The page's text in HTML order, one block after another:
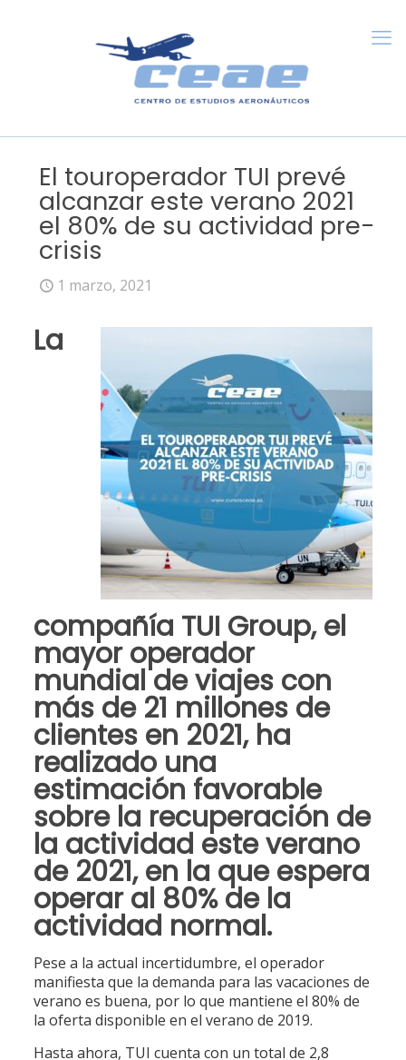
El touroperador TUI prevé
alcanzar este verano 2021
el 80% de su actividad pre-
crisis
1 marzo, 2021
La
compañía TUI Group, el
mayor operador
mundial de viajes con
más de 21 millones de
clientes en 2021, ha
realizado una
estimación favorable
sobre la recuperación de
la actividad este verano
de 2021, en la que espera
operar al 80% de la
actividad normal.
Pese a la actual incertidumbre, el operador
manifiesta que la demanda para las vacaciones de
verano es buena, por lo que mantiene el 80% de
la oferta disponible en el verano de 2019.
Hasta ahora, TUI cuenta con un total de 2,8